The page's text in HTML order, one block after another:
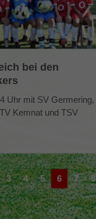
bei den
Uhr mit SV Germering,
Kemnat und TSV
3 4 5 6 7 8